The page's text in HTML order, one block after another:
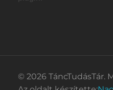
© 2026 TáncTudásTár.